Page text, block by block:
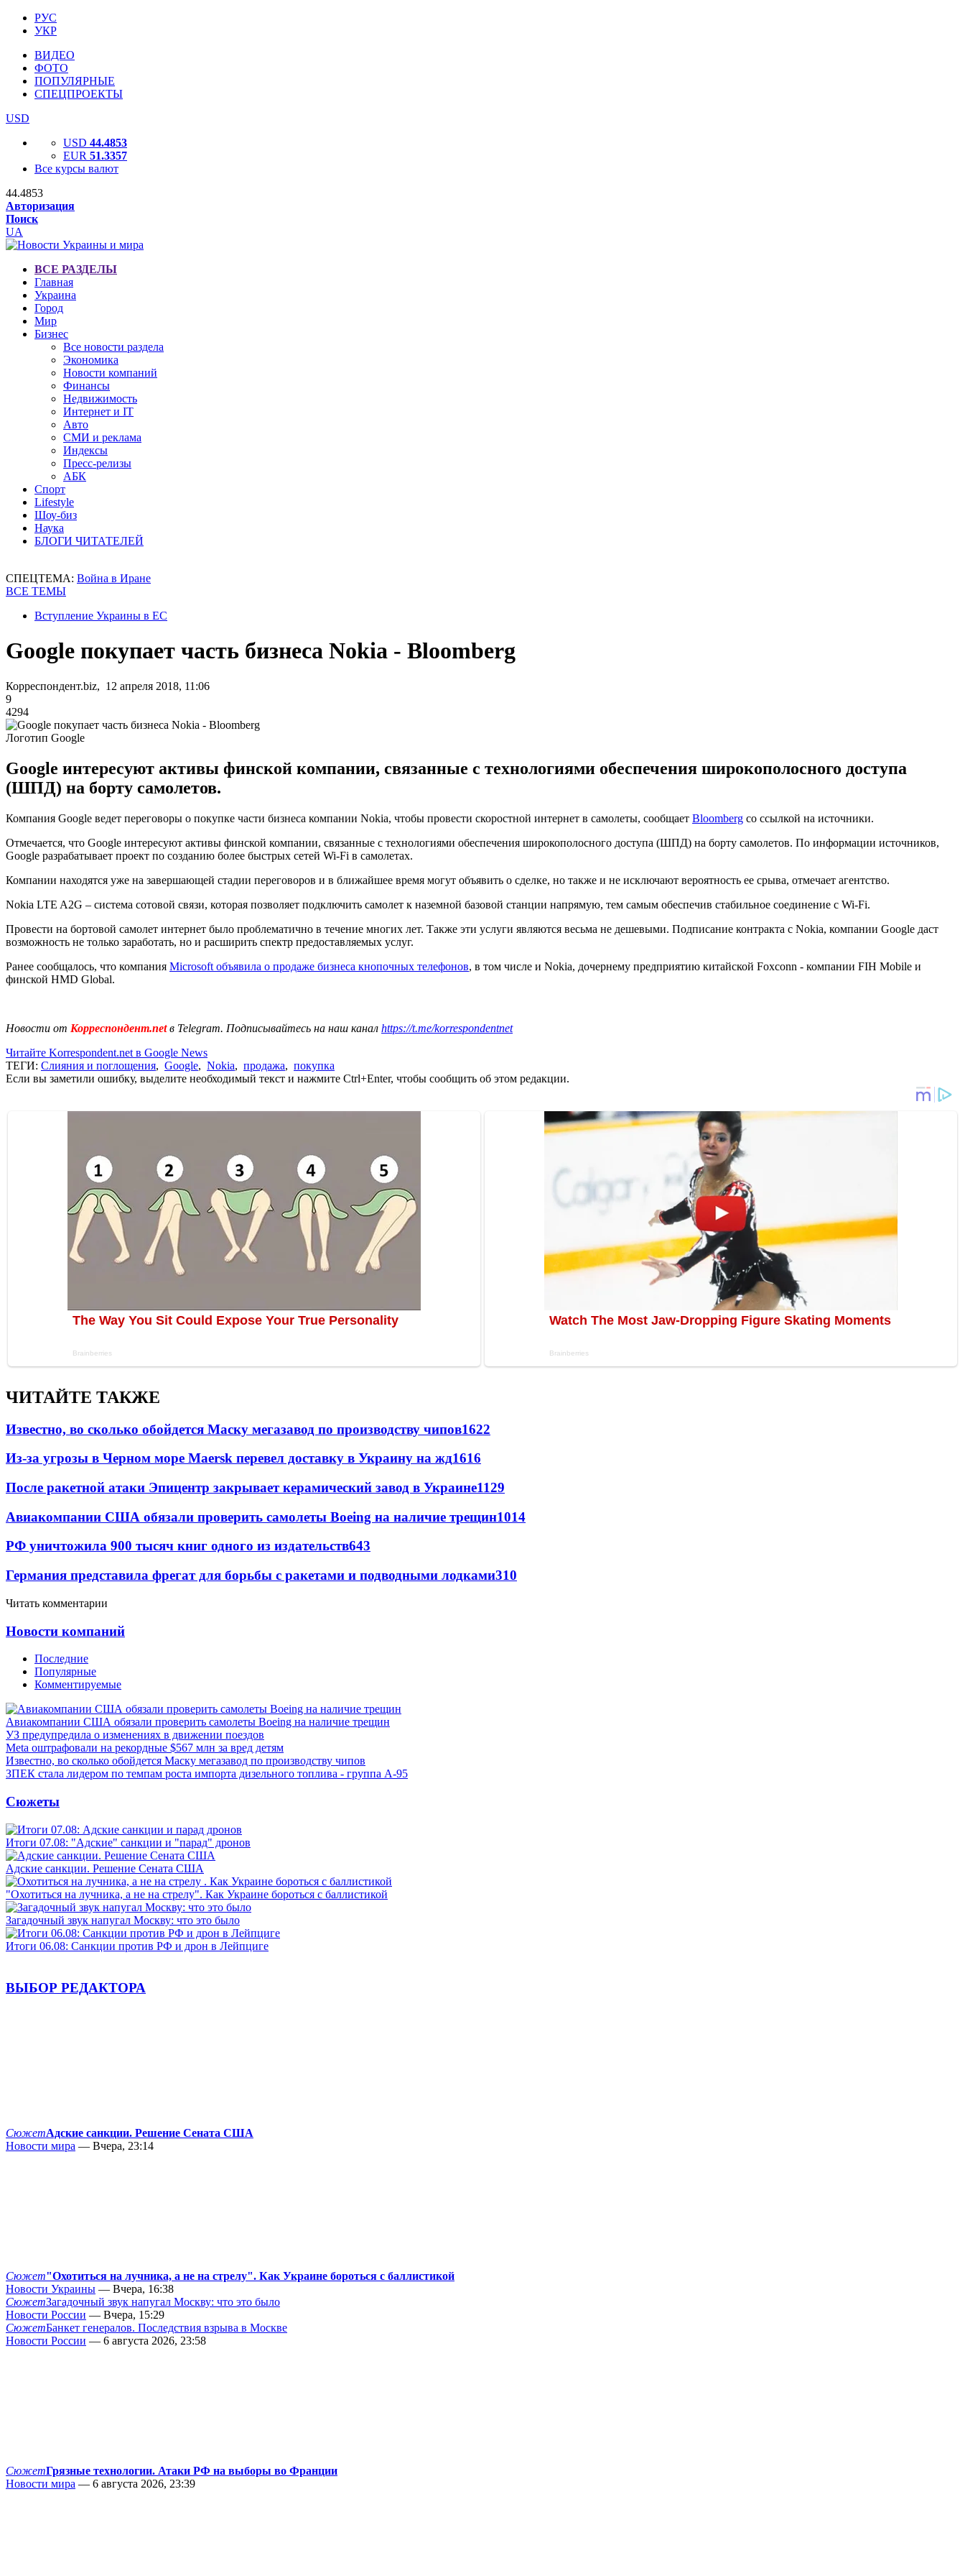
РУС
УКР
ВИДЕО
ФОТО
ПОПУЛЯРНЫЕ
СПЕЦПРОЕКТЫ
USD
USD 44.4853
EUR 51.3357
Все курсы валют
44.4853
Авторизация
Поиск
UA
ВСЕ РАЗДЕЛЫ
Главная
Украина
Город
Мир
Бизнес
Все новости раздела
Экономика
Новости компаний
Финансы
Недвижимость
Интернет и IT
Авто
СМИ и реклама
Индексы
Пресс-релизы
АБК
Спорт
Lifestyle
Шоу-биз
Наука
БЛОГИ ЧИТАТЕЛЕЙ
СПЕЦТЕМА: Война в Иране
ВСЕ ТЕМЫ
Вступление Украины в ЕС
Google покупает часть бизнеса Nokia - Bloomberg
Корреспондент.biz, 12 апреля 2018, 11:06
9
4294
Логотип Google
Google интересуют активы финской компании, связанные с технологиями обеспечения широкополосного доступа
(ШПД) на борту самолетов.
Компания Google ведет переговоры о покупке части бизнеса компании Nokia, чтобы провести скоростной интернет в самолеты, сообщает Bloomberg со ссылкой на источники.
Отмечается, что Google интересуют активы финской компании, связанные с технологиями обеспечения широкополосного доступа (ШПД) на борту самолетов. По информации источников,
Google разрабатывает проект по созданию более быстрых сетей Wi-Fi в самолетах.
Компании находятся уже на завершающей стадии переговоров и в ближайшее время могут объявить о сделке, но также и не исключают вероятность ее срыва, отмечает агентство.
Nokia LTE A2G – система сотовой связи, которая позволяет подключить самолет к наземной базовой станции напрямую, тем самым обеспечив стабильное соединение с Wi-Fi.
Провести на бортовой самолет интернет было проблематично в течение многих лет. Также эти услуги являются весьма не дешевыми. Подписание контракта с Nokia, компании Google даст
возможность не только заработать, но и расширить спектр предоставляемых услуг.
Ранее сообщалось, что компания Microsoft объявила о продаже бизнеса кнопочных телефонов, в том числе и Nokia, дочернему предприятию китайской Foxconn - компании FIH Mobile и
финской HMD Global.
Новости от Корреспондент.netв Telegram. Подписывайтесь на наш канал https://t.me/korrespondentnet
Читайте Korrespondent.net в Google News
ТЕГИ: Слияния и поглощения, Google, Nokia, продажа, покупка
Если вы заметили ошибку, выделите необходимый текст и нажмите Ctrl+Enter, чтобы сообщить об этом редакции.
ЧИТАЙТЕ ТАКЖЕ
Известно, во сколько обойдется Маску мегазавод по производству чипов1622
Из-за угрозы в Черном море Maersk перевел доставку в Украину на жд1616
После ракетной атаки Эпицентр закрывает керамический завод в Украине1129
Авиакомпании США обязали проверить самолеты Boeing на наличие трещин1014
РФ уничтожила 900 тысяч книг одного из издательств643
Германия представила фрегат для борьбы с ракетами и подводными лодками310
Читать комментарии
Новости компаний
Последние
Популярные
Комментируемые
Авиакомпании США обязали проверить самолеты Boeing на наличие трещин
УЗ предупредила о изменениях в движении поездов
Meta оштрафовали на рекордные $567 млн за вред детям
Известно, во сколько обойдется Маску мегазавод по производству чипов
ЗПЕК стала лидером по темпам роста импорта дизельного топлива - группа А-95
Сюжеты
Итоги 07.08: "Адские" санкции и "парад" дронов
Адские санкции. Решение Сената США
"Охотиться на лучника, а не на стрелу". Как Украине бороться с баллистикой
Загадочный звук напугал Москву: что это было
Итоги 06.08: Санкции против РФ и дрон в Лейпциге
ВЫБОР РЕДАКТОРА
СюжетАдские санкции. Решение Сената США
Новости мира — Вчера, 23:14
Сюжет"Охотиться на лучника, а не на стрелу". Как Украине бороться с баллистикой
Новости Украины — Вчера, 16:38
СюжетЗагадочный звук напугал Москву: что это было
Новости России — Вчера, 15:29
СюжетБанкет генералов. Последствия взрыва в Москве
Новости России — 6 августа 2026, 23:58
СюжетГрязные технологии. Атаки РФ на выборы во Франции
Новости мира — 6 августа 2026, 23:39